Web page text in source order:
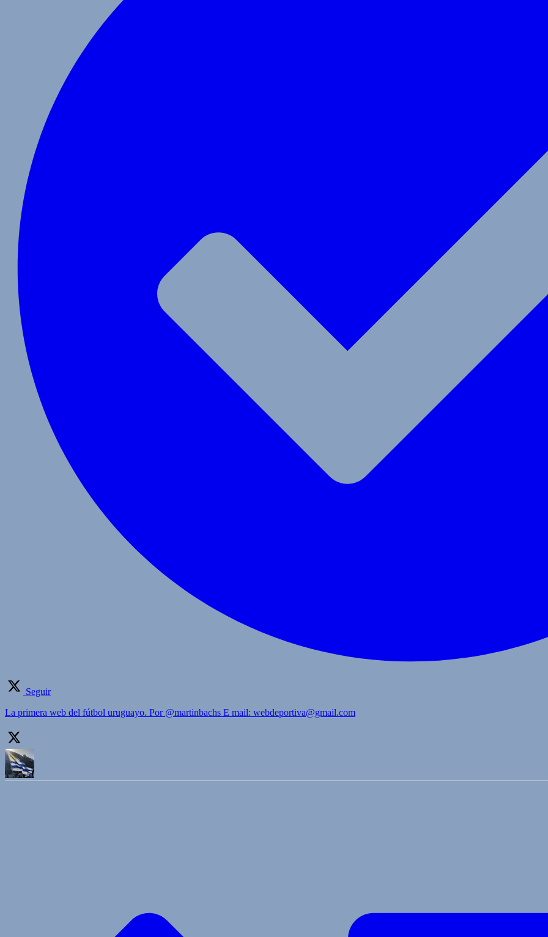
Seguir
La primera web del fútbol uruguayo. Por @martinbachs E mail: webdeportiva@gmail.com